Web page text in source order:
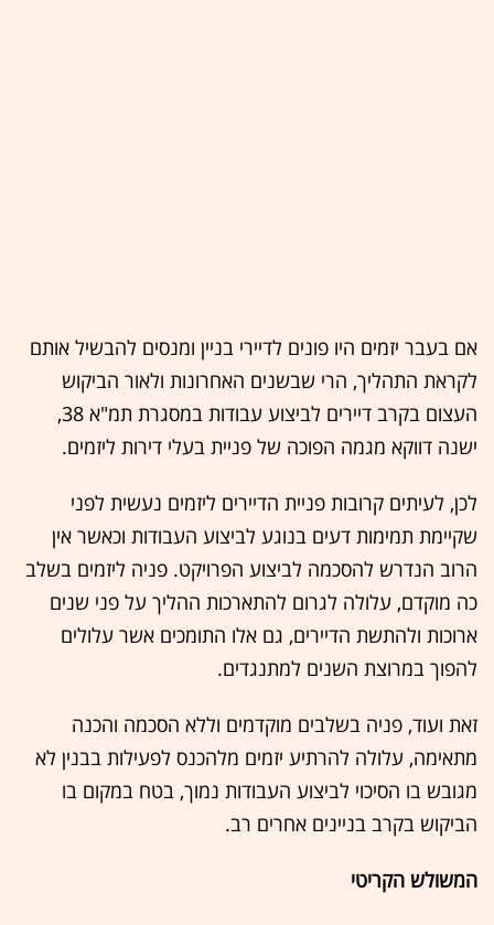
אם בעבר יזמים היו פונים לדיירי בניין ומנסים להבשיל אותם
לקראת התהליך, הרי שבשנים האחרונות ולאור הביקוש
העצום בקרב דיירים לביצוע עבודות במסגרת תמ"א 38,
ישנה דווקא מגמה הפוכה של פניית בעלי דירות ליזמים.
לכן, לעיתים קרובות פניית הדיירים ליזמים נעשית לפני
שקיימת תמימות דעים בנוגע לביצוע העבודות וכאשר אין
הרוב הנדרש להסכמה לביצוע הפרויקט. פניה ליזמים בשלב
כה מוקדם, עלולה לגרום להתארכות ההליך על פני שנים
ארוכות ולהתשת הדיירים, גם אלו התומכים אשר עלולים
להפוך במרוצת השנים למתנגדים.
זאת ועוד, פניה בשלבים מוקדמים וללא הסכמה והכנה
מתאימה, עלולה להרתיע יזמים מלהכנס לפעילות בבנין לא
מגובש בו הסיכוי לביצוע העבודות נמוך, בטח במקום בו
הביקוש בקרב בניינים אחרים רב.
המשולש הקריטי